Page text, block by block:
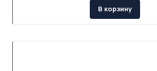
В корзину